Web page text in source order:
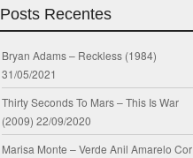
Posts Recentes
Bryan Adams – Reckless (1984)
31/05/2021
Thirty Seconds To Mars – This Is War
(2009) 22/09/2020
Marisa Monte – Verde Anil Amarelo Cor